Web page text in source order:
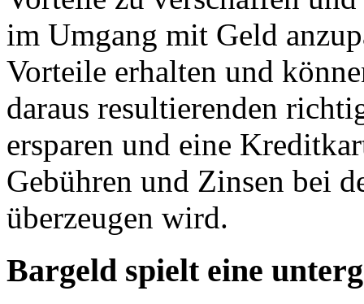
im Umgang mit Geld
Vorteile erhalten und
daraus resultierenden
ersparen und eine
Gebühren und Zinsen bei
überzeugen wird.
Bargeld spielt eine